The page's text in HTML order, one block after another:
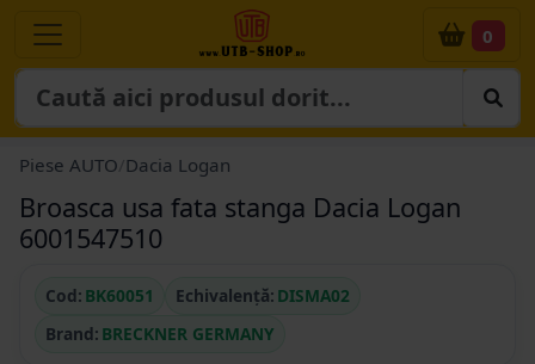
0
Piese AUTO Dacia Logan
Broasca usa fata stanga Dacia Logan
6001547510
Cod: BK60051 Echivalență: DISMA02
Brand: BRECKNER GERMANY